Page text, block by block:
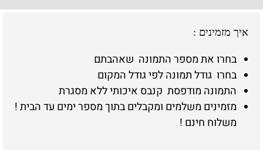
איך מזמינים :
בחרו את מספר התמונה שאהבתם
בחרו גודל תמונה לפי גודל המקום
התמונה מודפסת קנבס איכותי ללא מסגרת
מזמינים משלמים ומקבלים בתוך מספר ימים עד הבית !
משלוח חינם !